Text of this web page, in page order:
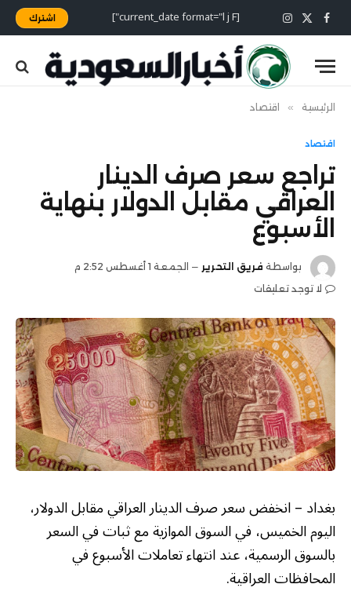
فيسبوك
X
(Twitter)
الانستغرام [current_date format="l j F"] اشترك
الرئيسية » اقتصاد
اقتصاد
تراجع سعر صرف الدينار
العراقي مقابل الدولار بنهاية
الأسبوع
بواسطة فريق التحرير
الجمعة 1 أغسطس 2:52 م
لا توجد تعليقات
بغداد – انخفض سعر صرف الدينار العراقي مقابل الدولار،
اليوم الخميس، في السوق الموازية مع ثبات في السعر
بالسوق الرسمية، عند انتهاء تعاملات الأسبوع في
المحافظات العراقية.